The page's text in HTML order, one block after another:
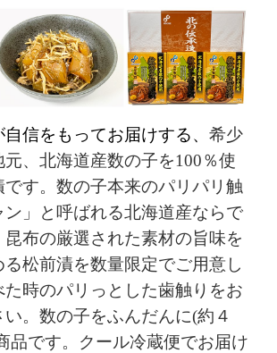
信をもってお届けする、 希少
、北海道産数の子を100％使
です。数の子本来のパリパリ触
ン」と呼ばれる北海道産ならで
昆布の厳選された素材の旨味を
松前漬を数量限定でご用意し
た時のパリっとした歯触りをお
。数の子をふんだんに(約４
品です。クール冷蔵便でお届け